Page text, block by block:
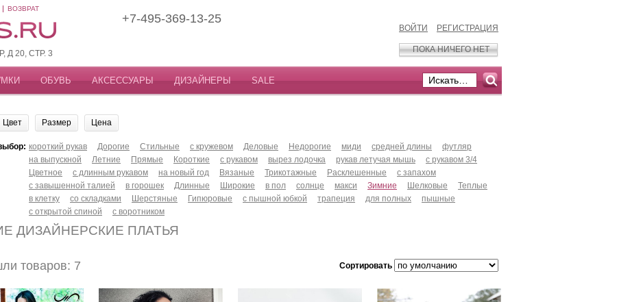
ВОЗВРАТ
Д 20, СТР. 3
+7-495-369-13-25
ВОЙТИ РЕГИСТРАЦИЯ
ПОКА НИЧЕГО НЕТ
ОБУВЬ АКСЕССУАРЫ ДИЗАЙНЕРЫ SALE
Цвет Размер Цена
короткий рукав Дорогие Стильные с кружевом Деловые Недорогие миди средней длины
футляр
на выпускной
Летние Прямые Короткие с рукавом вырез лодочка рукав летучая мышь
с рукавом 3/4
Цветное
с длинным рукавом на новый год Вязаные Трикотажные Расклешенные
с запахом
с завышенной талией
в горошек Длинные Широкие в пол солнце макси Зимние Шелковые
Теплые
в клетку
со складками Шерстяные Гипюровые с пышной юбкой трапеция для полных
пышные
с открытой спиной
с воротником
ДИЗАЙНЕРСКИЕ ПЛАТЬЯ
товаров: 7 Сортировать